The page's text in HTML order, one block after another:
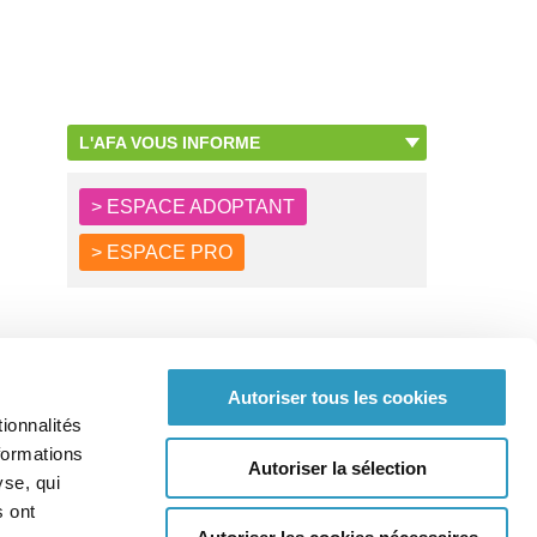
qui
ont
Autoriser tous les cookies
Autoriser la sélection
L'AFA VOUS INFORME
> ESPACE ADOPTANT
> ESPACE PRO